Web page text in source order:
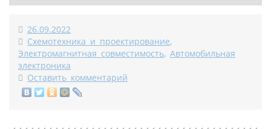
26.09.2022
Схемотехника и проектирование,
Электромагнитная совместимость, Автомобильная
электроника
Оставить комментарий